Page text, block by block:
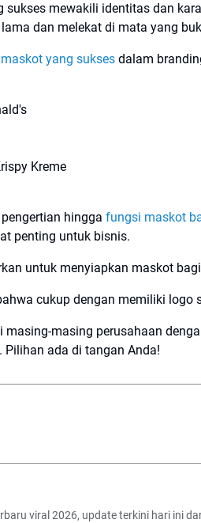
mewakili identitas dan
dan melekat di mata yang
yang sukses dalam
Kreme
hingga fungsi maskot
penting untuk bisnis.
untuk menyiapkan maskot
cukup dengan memiliki logo
masing perusahaan
Pilihan ada di tangan Anda!
viral 2026, update terkini hari ini